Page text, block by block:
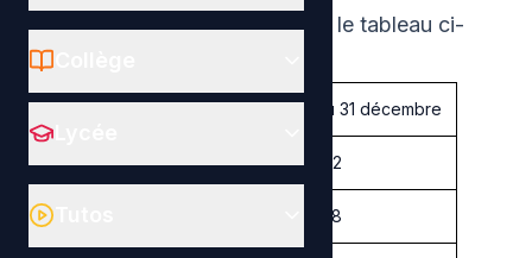
2000 et 2009 sont données par le tableau ci-
dessous (source Wikipedia)
Année Valeur du CAC 40 au 31 décembre
2000 5 926,42
4 624,58